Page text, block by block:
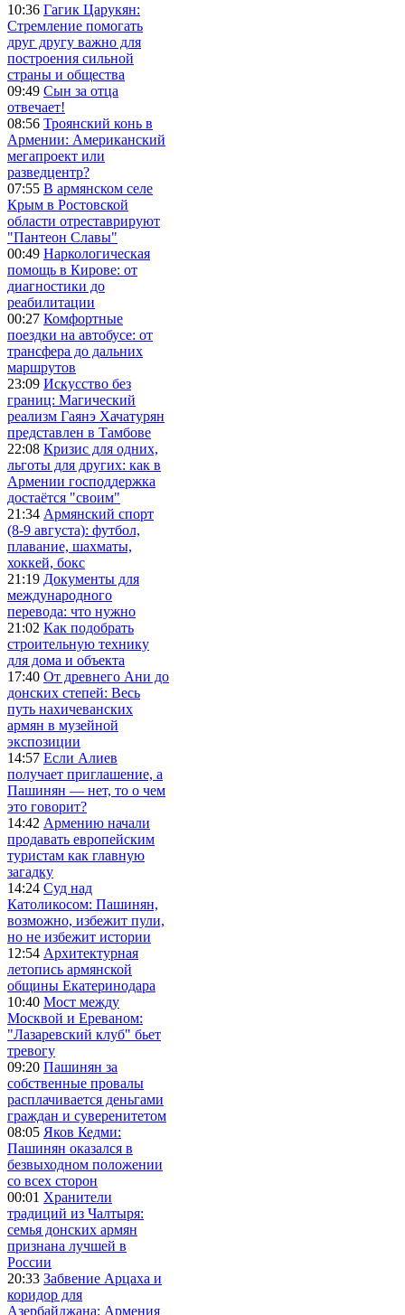
10:36 Гагик Царукян:
Стремление помогать
друг другу важно для
построения сильной
страны и общества
09:49 Сын за отца
отвечает!
08:56 Троянский конь в
Армении: Американский
мегапроект или
разведцентр?
07:55 В армянском селе
Крым в Ростовской
области отреставрируют
"Пантеон Славы"
00:49 Наркологическая
помощь в Кирове: от
диагностики до
реабилитации
00:27 Комфортные
поездки на автобусе: от
трансфера до дальних
маршрутов
23:09 Искусство без
границ: Магический
реализм Гаянэ Хачатурян
представлен в Тамбове
22:08 Кризис для одних,
льготы для других: как в
Армении господдержка
достаётся "своим"
21:34 Армянский спорт
(8-9 августа): футбол,
плавание, шахматы,
хоккей, бокс
21:19 Документы для
международного
перевода: что нужно
21:02 Как подобрать
строительную технику
для дома и объекта
17:40 От древнего Ани до
донских степей: Весь
путь нахичеванских
армян в музейной
экспозиции
14:57 Если Алиев
получает приглашение, а
Пашинян — нет, то о чем
это говорит?
14:42 Армению начали
продавать европейским
туристам как главную
загадку
14:24 Суд над
Католикосом: Пашинян,
возможно, избежит пули,
но не избежит истории
12:54 Архитектурная
летопись армянской
общины Екатеринодара
10:40 Мост между
Москвой и Ереваном:
"Лазаревский клуб" бьет
тревогу
09:20 Пашинян за
собственные провалы
расплачивается деньгами
граждан и суверенитетом
08:05 Яков Кедми:
Пашинян оказался в
безвыходном положении
со всех сторон
00:01 Хранители
традиций из Чалтыря:
семья донских армян
признана лучшей в
России
20:33 Забвение Арцаха и
коридор для
Азербайджана: Армения